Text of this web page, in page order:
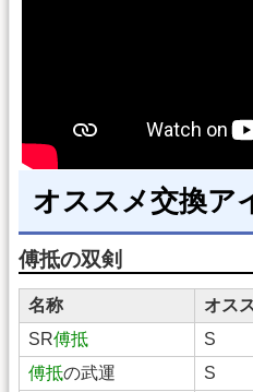
オススメ交換ア
傅抵の双剣
名称 オス
SR傅抵 S
傅抵の武運 S